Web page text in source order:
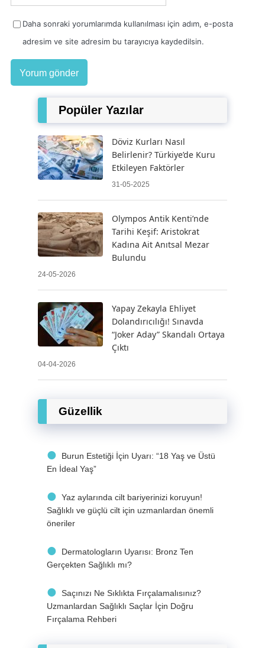
Daha sonraki yorumlarımda kullanılması için adım, e-posta
adresim ve site adresim bu tarayıcıya kaydedilsin.
Popüler Yazılar
Döviz Kurları Nasıl
Belirlenir? Türkiye’de Kuru
Etkileyen Faktörler
31-05-2025
Olympos Antik Kenti’nde
Tarihi Keşif: Aristokrat
Kadına Ait Anıtsal Mezar
Bulundu
24-05-2026
Yapay Zekayla Ehliyet
Dolandırıcılığı! Sınavda
“Joker Aday” Skandalı Ortaya
Çıktı
04-04-2026
Güzellik
Burun Estetiği İçin Uyarı: “18 Yaş ve Üstü
En İdeal Yaş”
Yaz aylarında cilt bariyerinizi koruyun!
Sağlıklı ve güçlü cilt için uzmanlardan önemli
öneriler
Dermatologların Uyarısı: Bronz Ten
Gerçekten Sağlıklı mı?
Saçınızı Ne Sıklıkta Fırçalamalısınız?
Uzmanlardan Sağlıklı Saçlar İçin Doğru
Fırçalama Rehberi